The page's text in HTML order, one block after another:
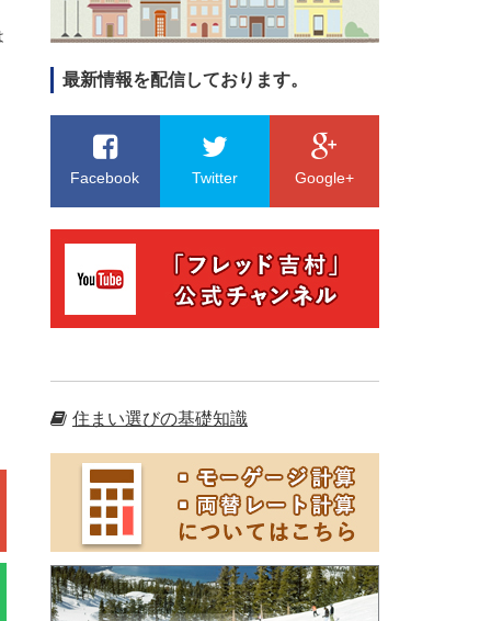
最新情報を配信しております。
Facebook Twitter Google+
住まい選びの基礎知識